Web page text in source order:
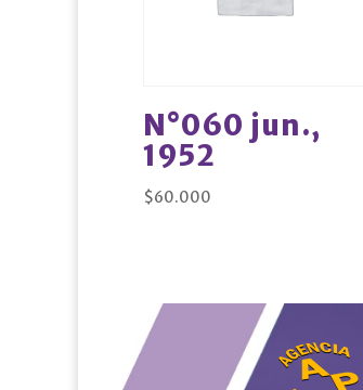
N°060 jun.,
1952
$60.000